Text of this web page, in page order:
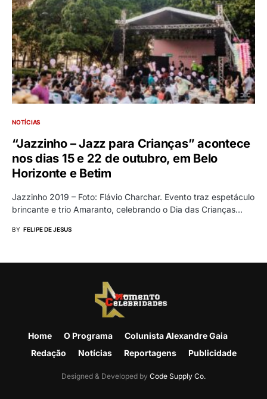
NOTÍCIAS
“Jazzinho – Jazz para Crianças” acontece
nos dias 15 e 22 de outubro, em Belo
Horizonte e Betim
Jazzinho 2019 – Foto: Flávio Charchar. Evento traz espetáculo
brincante e trio Amaranto, celebrando o Dia das Crianças…
BY FELIPE DE JESUS
Home O Programa
Colunista Alexandre Gaia
Redação
Notícias Reportagens Publicidade
Designed & Developed by Code Supply Co.